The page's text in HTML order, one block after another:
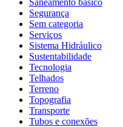
Saneamento básico
Segurança
Sem categoria
Serviços
Sistema Hidráulico
Sustentabilidade
Tecnologia
Telhados
Terreno
Topografia
Transporte
Tubos e conexões